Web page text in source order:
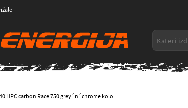
HPC carbon Race 750 grey´n´chrome kolo